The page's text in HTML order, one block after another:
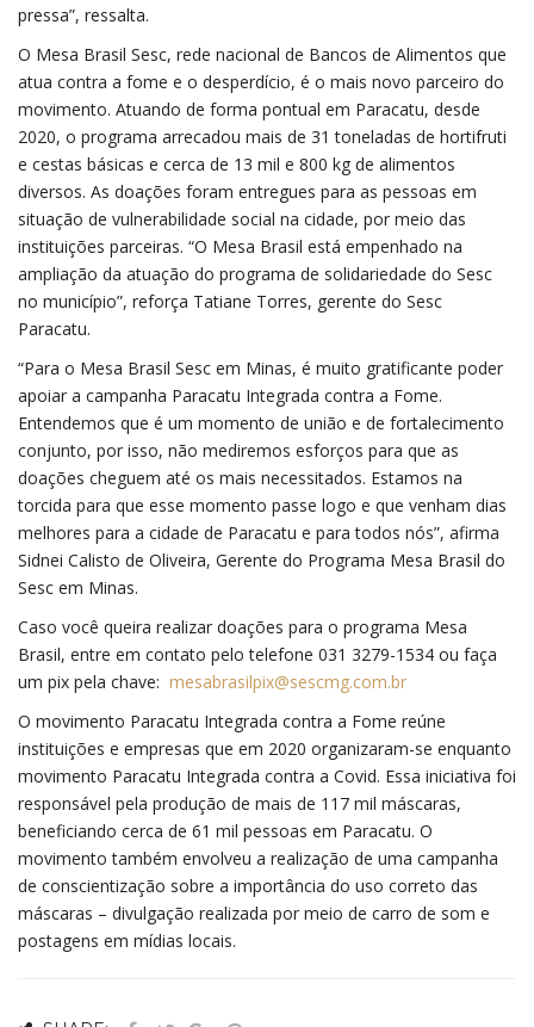
pressa”, ressalta.
O Mesa Brasil Sesc, rede nacional de Bancos de Alimentos que
atua contra a fome e o desperdício, é o mais novo parceiro do
movimento. Atuando de forma pontual em Paracatu, desde
2020, o programa arrecadou mais de 31 toneladas de hortifruti
e cestas básicas e cerca de 13 mil e 800 kg de alimentos
diversos. As doações foram entregues para as pessoas em
situação de vulnerabilidade social na cidade, por meio das
instituições parceiras. “O Mesa Brasil está empenhado na
ampliação da atuação do programa de solidariedade do Sesc
no município”, reforça Tatiane Torres, gerente do Sesc
Paracatu.
“Para o Mesa Brasil Sesc em Minas, é muito gratificante poder
apoiar a campanha Paracatu Integrada contra a Fome.
Entendemos que é um momento de união e de fortalecimento
conjunto, por isso, não mediremos esforços para que as
doações cheguem até os mais necessitados. Estamos na
torcida para que esse momento passe logo e que venham dias
melhores para a cidade de Paracatu e para todos nós”, afirma
Sidnei Calisto de Oliveira, Gerente do Programa Mesa Brasil do
Sesc em Minas.
Caso você queira realizar doações para o programa Mesa
Brasil, entre em contato pelo telefone 031 3279-1534 ou faça
um pix pela chave: mesabrasilpix@sescmg.com.br
O movimento Paracatu Integrada contra a Fome reúne
instituições e empresas que em 2020 organizaram-se enquanto
movimento Paracatu Integrada contra a Covid. Essa iniciativa foi
responsável pela produção de mais de 117 mil máscaras,
beneficiando cerca de 61 mil pessoas em Paracatu. O
movimento também envolveu a realização de uma campanha
de conscientização sobre a importância do uso correto das
máscaras – divulgação realizada por meio de carro de som e
postagens em mídias locais.